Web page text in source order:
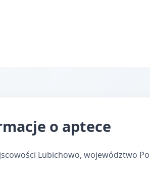
o aptece
Lubichowo, województwo